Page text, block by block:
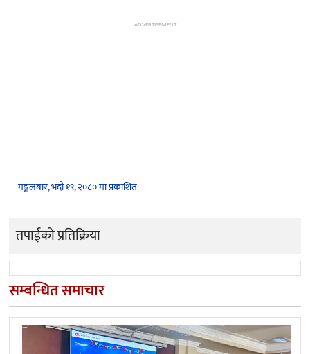
ADVERTISEMENT
मङ्गलबार, भदौ १९, २०८० मा प्रकाशित
तपाईको प्रतिक्रिया
सम्बन्धित समाचार